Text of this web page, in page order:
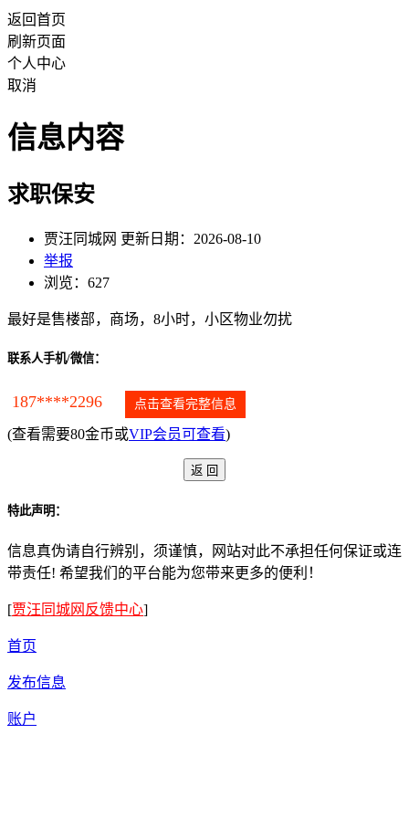
返回首页
刷新页面
个人中心
取消
信息内容
求职保安
贾汪同城网 更新日期：2026-08-10
举报
浏览：627
最好是售楼部，商场，8小时，小区物业勿扰
联系人手机/微信：
187****2296 点击查看完整信息
(查看需要80金币或VIP会员可查看)
特此声明：
信息真伪请自行辨别，须谨慎，网站对此不承担任何保证或连
带责任! 希望我们的平台能为您带来更多的便利！
[贾汪同城网反馈中心]
首页
发布信息
账户